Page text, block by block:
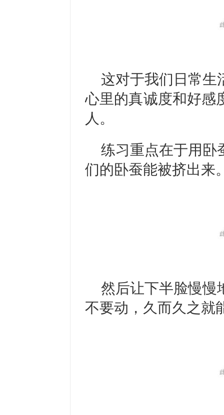
这对于我们日常生
心里的真诚度和好感
人。
练习重点在于用卧
们的卧蚕能被挤出来
然后让下半脸慢慢
不要动，久而久之就